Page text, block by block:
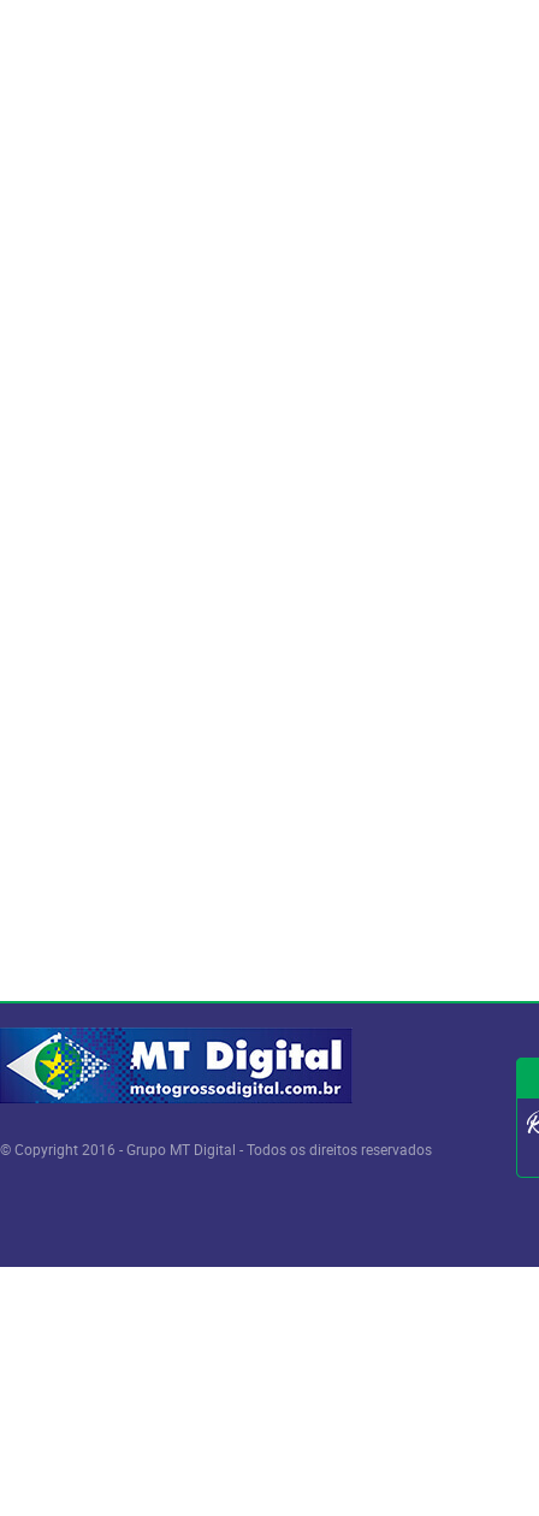
© Copyright 2016 - Grupo MT Digital - Todos os direitos reservados